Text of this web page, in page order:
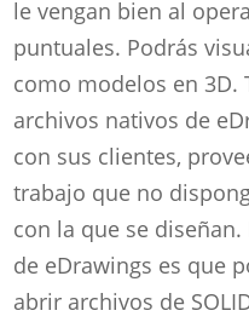
le vengan bien al
puntuales. Podrás
como modelos en 3D.
archivos nativos de
con sus clientes,
trabajo que no
con la que se
de eDrawings es que
abrir archivos de